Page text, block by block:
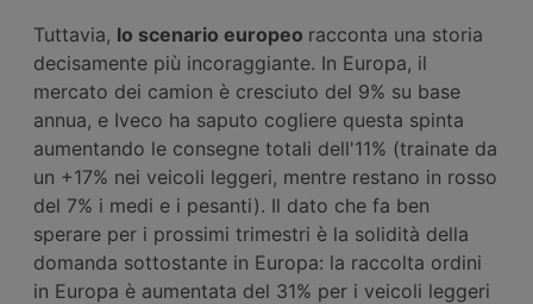
Tuttavia, lo scenario europeo racconta una storia
decisamente più incoraggiante. In Europa, il
mercato dei camion è cresciuto del 9% su base
annua, e Iveco ha saputo cogliere questa spinta
aumentando le consegne totali dell'11% (trainate da
un +17% nei veicoli leggeri, mentre restano in rosso
del 7% i medi e i pesanti). Il dato che fa ben
sperare per i prossimi trimestri è la solidità della
domanda sottostante in Europa: la raccolta ordini
in Europa è aumentata del 31% per i veicoli leggeri